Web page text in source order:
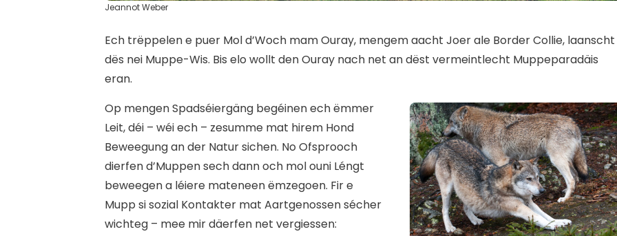
Jeannot Weber
Ech trëppelen e puer Mol d’Woch mam Ouray, mengem aacht Joer ale Border Collie, laanscht
dës nei Muppe-Wis. Bis elo wollt den Ouray nach net an dëst vermeintlecht Muppeparadäis
eran.
Op mengen Spadséiergäng begéinen ech ëmmer
Leit, déi – wéi ech – zesumme mat hirem Hond
Beweegung an der Natur sichen. No Ofsprooch
dierfen d’Muppen sech dann och mol ouni Léngt
beweegen a léiere mateneen ëmzegoen. Fir e
Mupp si sozial Kontakter mat Aartgenossen sécher
wichteg – mee mir däerfen net vergiessen: